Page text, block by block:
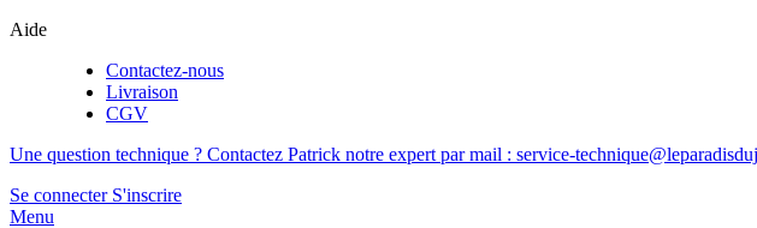
Aide
Contactez-nous
Livraison
CGV
Une question technique ? Contactez Patrick notre expert par mail : service-
Se connecter S'inscrire
Menu